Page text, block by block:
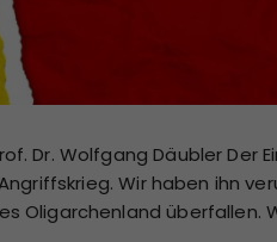
Dr. Wolfgang Däubler Der
Wir haben ihn
Oligarchenland überfallen.